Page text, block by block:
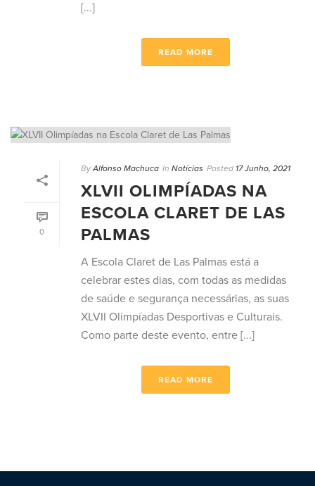
[...]
READ MORE
0
By Alfonso Machuca In Notícias Posted 17 Junho, 2021
XLVII OLIMPÍADAS NA
ESCOLA CLARET DE LAS
PALMAS
A Escola Claret de Las Palmas está a
celebrar estes dias, com todas as medidas
de saúde e segurança necessárias, as suas
XLVII Olimpíadas Desportivas e Culturais.
Como parte deste evento, entre [...]
READ MORE